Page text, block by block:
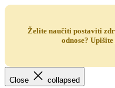
Želite naučiti postaviti
odnose? Upišite
Skip
toClose collapsed